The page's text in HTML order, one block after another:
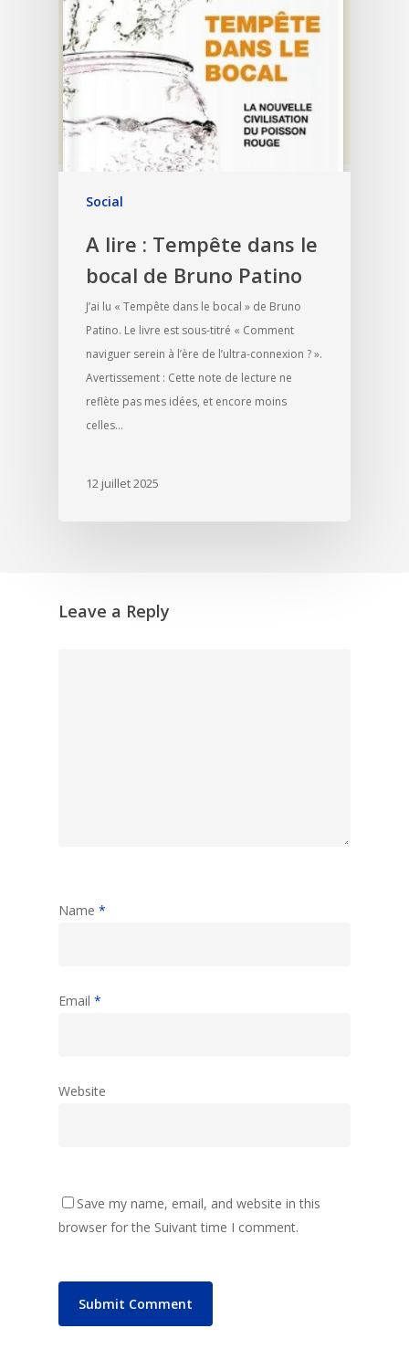
Social
A lire : Tempête dans le
bocal de Bruno Patino
J’ai lu « Tempête dans le bocal » de Bruno
Patino. Le livre est sous-titré « Comment
naviguer serein à l’ère de l’ultra-connexion ? ».
Avertissement : Cette note de lecture ne
reflète pas mes idées, et encore moins
celles…
12 juillet 2025
Leave a Reply
Name *
Email *
Website
Save my name, email, and website in this
browser for the Suivant time I comment.